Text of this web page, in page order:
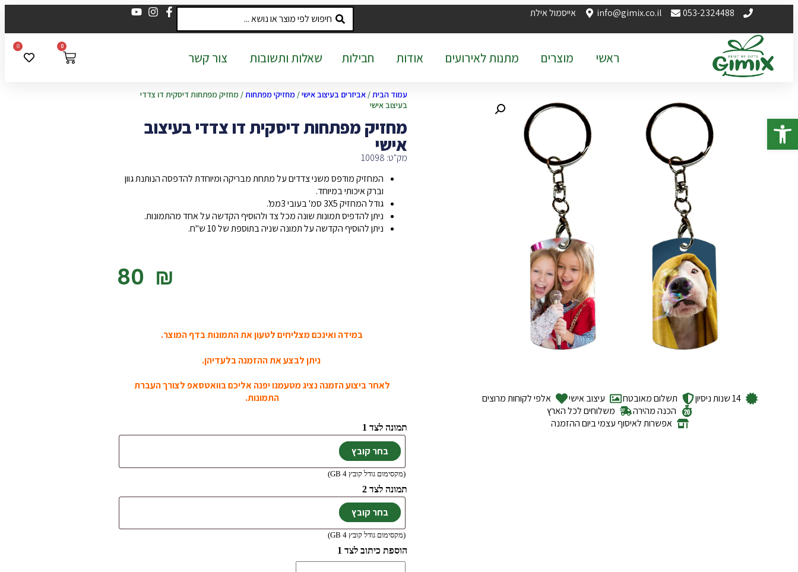
פתח סרגל נגישות
053-2324488
info@gimix.co.il אייסמול אילת
ראשי מוצרים מתנות לאירועים אודות חבילות שאלות ותשובות צור קשר
0
0
14 שנות ניסיון תשלום מאובטח עיצוב אישי
אלפי לקוחות מרוצים
הכנה מהירה
משלוחים לכל הארץ
אפשרות לאיסוף עצמי ביום ההזמנה
עמוד הבית/אביזרים בעיצוב אישי/מחזיקי מפתחות/ מחזיק מפתחות דיסקית דו צדדי
בעיצוב אישי
מחזיק מפתחות דיסקית דו צדדי בעיצוב
אישי
מק"ט: 10098
המחזיק מודפס משני צדדים על מתחת מבריקה ומיוחדת להדפסה הנותנת גוון
וברק איכותי במיוחד.
גודל המחזיק 3X5 סמ' בעובי 3ממ'.
ניתן להדפיס תמונות שונה מכל צד ולהוסיף הקדשה על אחד מהתמונות.
ניתן להוסיף הקדשה על תמונה שניה בתוספת של 10 ש"ח.
‎80 ₪
במידה ואינכם מצליחים לטעון את התמונות בדף המוצר.
ניתן לבצע את ההזמנה בלעדיהן.
לאחר ביצוע הזמנה נציג מטעמנו יפנה אליכם בוואטסאפ לצורך העברת
התמונות.
תמונה לצד 1
(מקסימום גודל קובץ 4 GB)
תמונה לצד 2
(מקסימום גודל קובץ 4 GB)
הוספת כיתוב לצד 1